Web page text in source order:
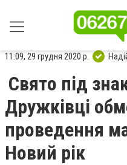
11:09, 29 грудня 2020 р.
Свято під
Дружківці
проведення
Новий рік